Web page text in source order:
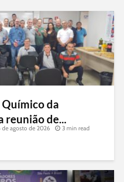
da
reunião de...
de agosto de 2026
3 min read